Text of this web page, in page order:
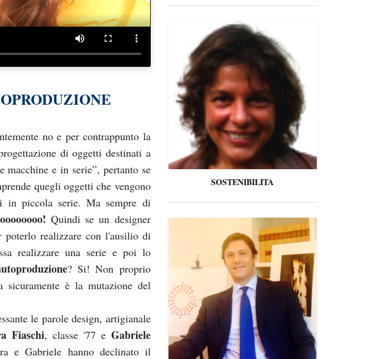
no e per contrappunto la
di oggetti destinati a
macchine e in serie”, pertanto se
quegli oggetti che vengono
in piccola serie. Ma sempre di
Quindi se un designer
poterlo realizzare con l'ausilio di
realizzare una serie e poi lo
? Si! Non proprio
sicuramente è la mutazione del
le parole design, artigianale
Fiaschi, classe '77 e Gabriele
e Gabriele hanno declinato il
SOSTENIBILITA